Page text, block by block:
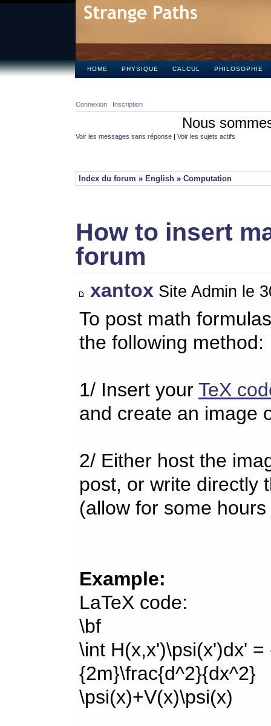
HOME PHYSIQUE CALCUL PHILOSOPHIE
Connexion Inscription
Nous
Voir les messages sans réponse | Voir les sujets actifs
Index du forum » English » Computation
How to insert
forum
xantox Site Admin le
To post math
the following method:
1/ Insert your TeX
and create an image
2/ Either host the
post, or write directly
(allow for some
Example:
LaTeX code:
\bf
\int H(x,x')\psi(x')dx'
{2m}\frac{d^2}{dx^2}
\psi(x)+V(x)\psi(x)